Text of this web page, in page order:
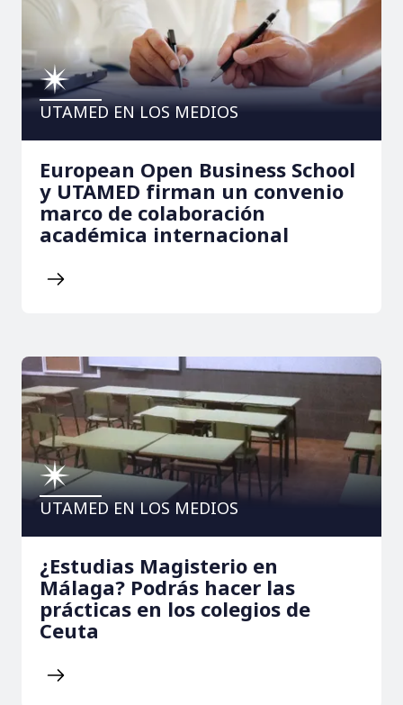
UTAMED EN LOS MEDIOS
European Open Business School
y UTAMED firman un convenio
marco de colaboración
académica internacional
UTAMED EN LOS MEDIOS
¿Estudias Magisterio en
Málaga? Podrás hacer las
prácticas en los colegios de
Ceuta